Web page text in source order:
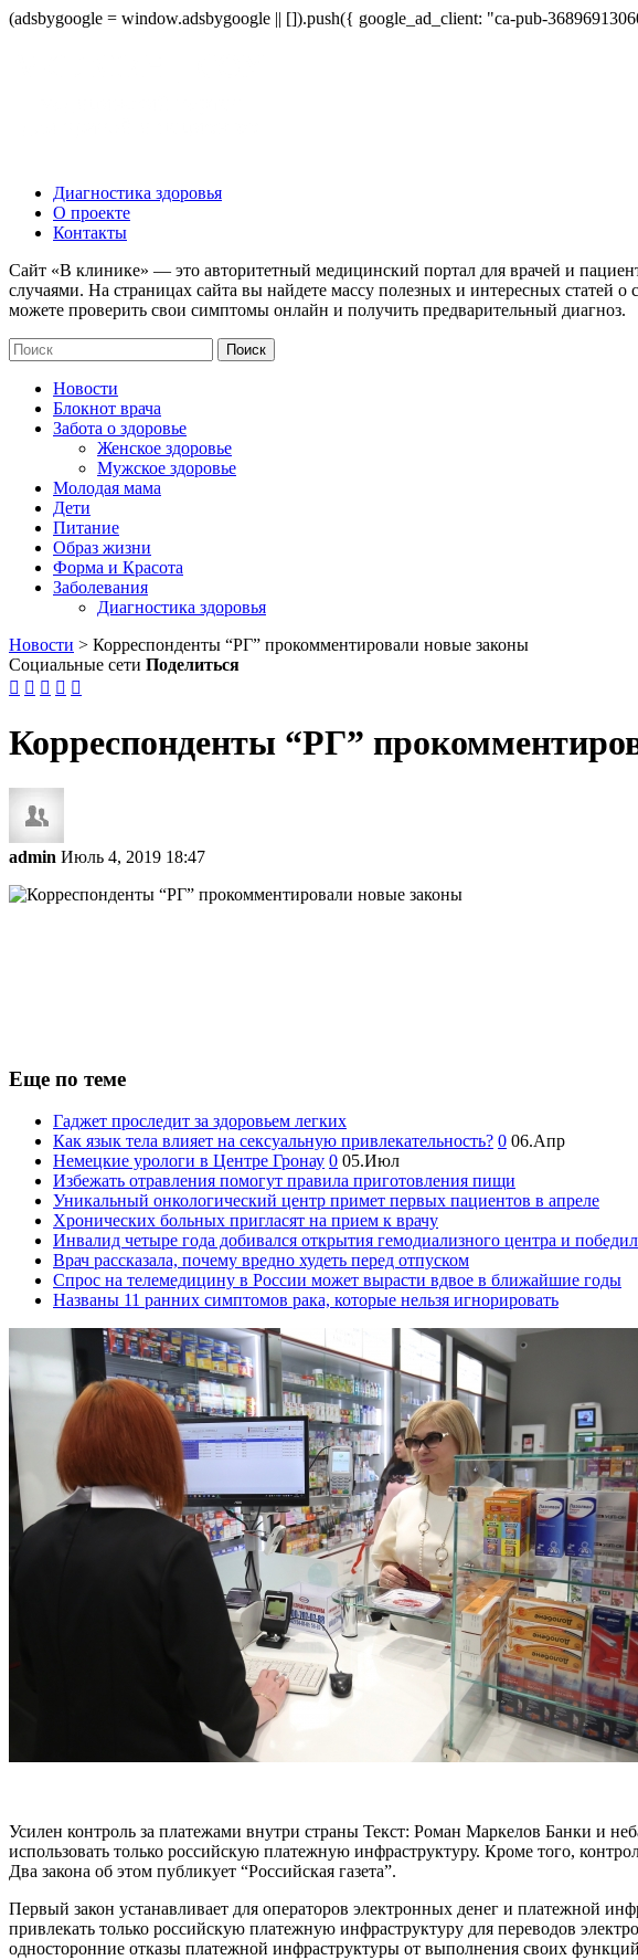
(adsbygoogle = window.adsbygoogle || []).push({ google_ad_client: "ca-pub-
Диагностика здоровья
О проекте
Контакты
Сайт «В клинике» — это авторитетный медицинский портал для врачей и
случаями. На страницах сайта вы найдете массу полезных и интересных статей
можете проверить свои симптомы онлайн и получить предварительный диагноз.
Новости
Блокнот врача
Забота о здоровье
Женское здоровье
Мужское здоровье
Молодая мама
Дети
Питание
Образ жизни
Форма и Красота
Заболевания
Диагностика здоровья
Новости > Корреспонденты “РГ” прокомментировали новые законы
Социальные сети Поделиться
    
Корреспонденты “РГ”
admin Июль 4, 2019 18:47
Еще по теме
Гаджет проследит за здоровьем легких
Как язык тела влияет на сексуальную привлекательность? 0 06.Апр
Немецкие урологи в Центре Гронау 0 05.Июл
Избежать отравления помогут правила приготовления пищи
Уникальный онкологический центр примет первых пациентов в апреле
Хронических больных пригласят на прием к врачу
Инвалид четыре года добивался открытия гемодиализного центра и победил
Врач рассказала, почему вредно худеть перед отпуском
Спрос на телемедицину в России может вырасти вдвое в ближайшие годы
Названы 11 ранних симптомов рака, которые нельзя игнорировать
Усилен контроль за платежами внутри страны Текст: Роман Маркелов Банки и
использовать только российскую платежную инфраструктуру. Кроме того,
Два закона об этом публикует “Российская газета”.
Первый закон устанавливает для операторов электронных денег и платежной
привлекать только российскую платежную инфраструктуру для переводов
односторонние отказы платежной инфраструктуры от выполнения своих